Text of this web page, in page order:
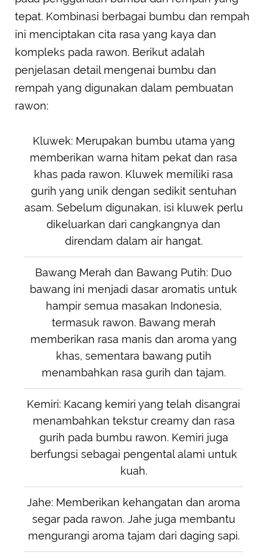
tepat. Kombinasi berbagai bumbu dan rempah
ini menciptakan cita rasa yang kaya dan
kompleks pada rawon. Berikut adalah
penjelasan detail mengenai bumbu dan
rempah yang digunakan dalam pembuatan
rawon:
Kluwek: Merupakan bumbu utama yang
memberikan warna hitam pekat dan rasa
khas pada rawon. Kluwek memiliki rasa
gurih yang unik dengan sedikit sentuhan
asam. Sebelum digunakan, isi kluwek perlu
dikeluarkan dari cangkangnya dan
direndam dalam air hangat.
Bawang Merah dan Bawang Putih: Duo
bawang ini menjadi dasar aromatis untuk
hampir semua masakan Indonesia,
termasuk rawon. Bawang merah
memberikan rasa manis dan aroma yang
khas, sementara bawang putih
menambahkan rasa gurih dan tajam.
Kemiri: Kacang kemiri yang telah disangrai
menambahkan tekstur creamy dan rasa
gurih pada bumbu rawon. Kemiri juga
berfungsi sebagai pengental alami untuk
kuah.
Jahe: Memberikan kehangatan dan aroma
segar pada rawon. Jahe juga membantu
mengurangi aroma tajam dari daging sapi.